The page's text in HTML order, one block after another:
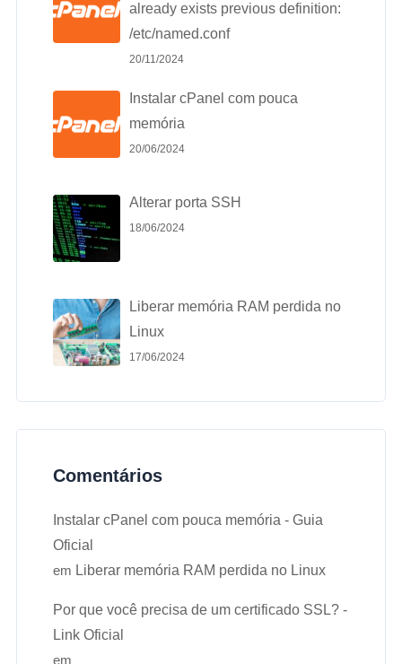
already exists previous definition:
/etc/named.conf
20/11/2024
Instalar cPanel com pouca
memória
20/06/2024
Alterar porta SSH
18/06/2024
Liberar memória RAM perdida no
Linux
17/06/2024
Comentários
Instalar cPanel com pouca memória - Guia
Oficial
em Liberar memória RAM perdida no Linux
Por que você precisa de um certificado SSL? -
Link Oficial
em